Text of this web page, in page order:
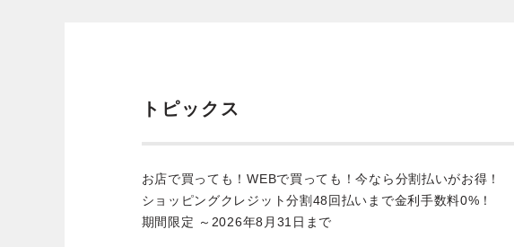
トピックス
お店で買っても！WEBで買っても！今なら分割払いがお得！
ショッピングクレジット分割48回払いまで金利手数料0%！
期間限定 ～2026年8月31日まで